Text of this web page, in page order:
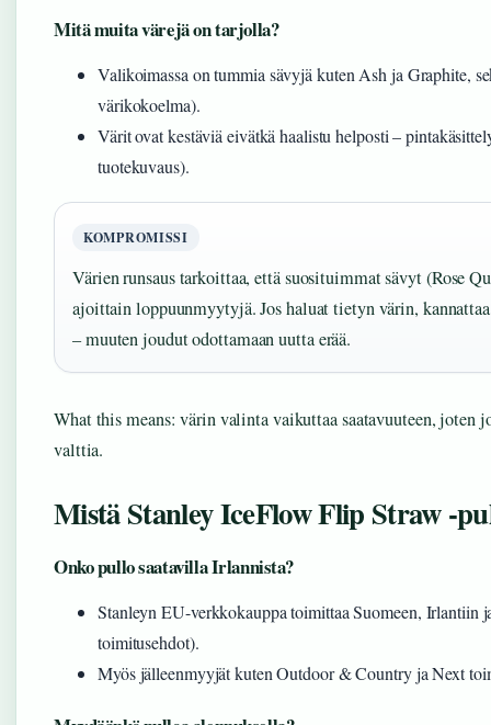
Mitä muita värejä on tarjolla?
Valikoimassa on tummia sävyjä kuten Ash ja Graphite,
värikokoelma).
Värit ovat kestäviä eivätkä haalistu helposti –
tuotekuvaus).
KOMPROMISSI
Värien runsaus tarkoittaa, että suosituimmat sävyt (Rose
ajoittain loppuunmyytyjä. Jos haluat tietyn värin,
– muuten joudut odottamaan uutta erää.
What this means: värin valinta vaikuttaa saatavuuteen, joten
valttia.
Mistä Stanley IceFlow Flip Straw -
Onko pullo saatavilla Irlannista?
Stanleyn EU-verkkokauppa toimittaa Suomeen, Irlantiin
toimitusehdot).
Myös jälleenmyyjät kuten Outdoor & Country ja Next